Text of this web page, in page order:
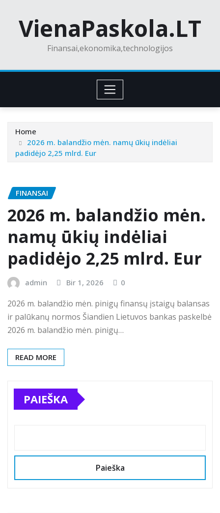
contentVienaPaskola.LT
Finansai,ekonomika,technologijos
Home
2026 m. balandžio mėn. namų ūkių indėliai
padidėjo 2,25 mlrd. Eur
FINANSAI
2026 m. balandžio mėn.
namų ūkių indėliai
padidėjo 2,25 mlrd. Eur
admin Bir 1, 2026 0
2026 m. balandžio mėn. pinigų finansų įstaigų balansas
ir palūkanų normos Šiandien Lietuvos bankas paskelbė
2026 m. balandžio mėn. pinigų…
READ MORE
PAIEŠKA
Paieška